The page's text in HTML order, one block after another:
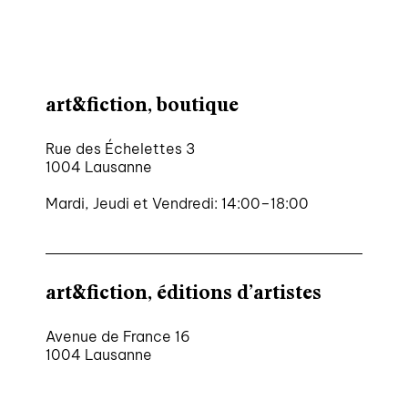
art&fiction, boutique
Rue des Échelettes 3
1004 Lausanne
Mardi, Jeudi et Vendredi: 14:00–18:00
art&fiction, éditions d’artistes
Avenue de France 16
1004 Lausanne